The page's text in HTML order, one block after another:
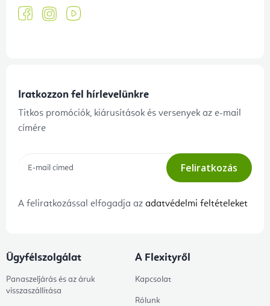
Iratkozzon fel hírlevelünkre
Titkos promóciók, kiárusítások és versenyek az e-mail
címére
Feliratkozás
A feliratkozással elfogadja az adatvédelmi feltételeket
Ügyfélszolgálat
Panaszeljárás és az áruk
visszaszállítása
A Flexityről
Kapcsolat
Rólunk